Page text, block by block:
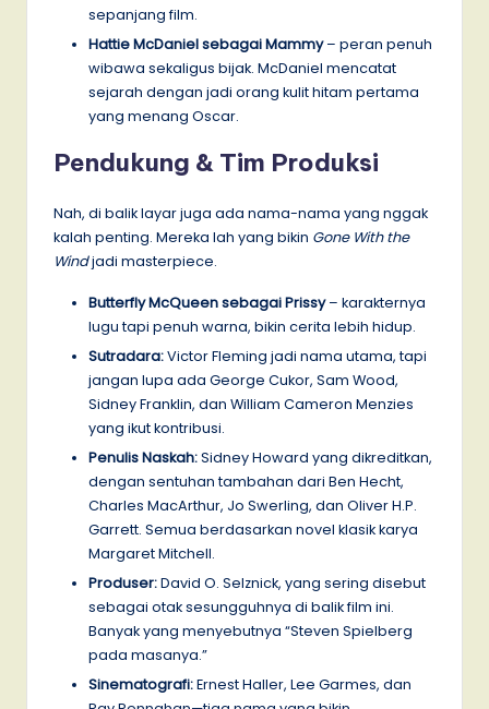
sepanjang film.
Hattie McDaniel sebagai Mammy– peran penuh
wibawa sekaligus bijak. McDaniel mencatat
sejarah dengan jadi orang kulit hitam pertama
yang menang Oscar.
Pendukung & Tim Produksi
Nah, di balik layar juga ada nama-nama yang nggak
kalah penting. Mereka lah yang bikin Gone With the
Windjadi masterpiece.
Butterfly McQueen sebagai Prissy– karakternya
lugu tapi penuh warna, bikin cerita lebih hidup.
Sutradara:Victor Fleming jadi nama utama, tapi
jangan lupa ada George Cukor, Sam Wood,
Sidney Franklin, dan William Cameron Menzies
yang ikut kontribusi.
Penulis Naskah:Sidney Howard yang dikreditkan,
dengan sentuhan tambahan dari Ben Hecht,
Charles MacArthur, Jo Swerling, dan Oliver H.P.
Garrett. Semua berdasarkan novel klasik karya
Margaret Mitchell.
Produser:David O. Selznick, yang sering disebut
sebagai otak sesungguhnya di balik film ini.
Banyak yang menyebutnya “Steven Spielberg
pada masanya.”
Sinematografi:Ernest Haller, Lee Garmes, dan